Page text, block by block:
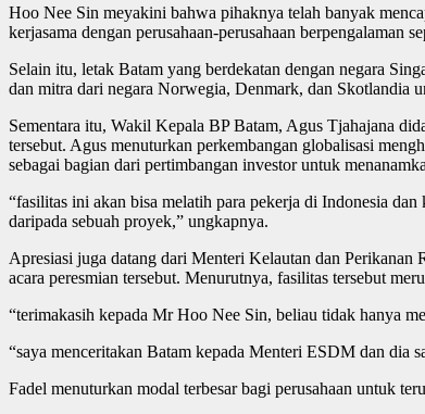
Hoo Nee Sin meyakini bahwa pihaknya telah banyak
kerjasama dengan perusahaan-perusahaan
Selain itu, letak Batam yang berdekatan dengan negara
dan mitra dari negara Norwegia, Denmark, dan Skotlandia
Sementara itu, Wakil Kepala BP Batam, Agus Tjahajana
tersebut. Agus menuturkan perkembangan globalisasi
sebagai bagian dari pertimbangan investor untuk
“fasilitas ini akan bisa melatih para pekerja di Indonesia
daripada sebuah proyek,” ungkapnya.
Apresiasi juga datang dari Menteri Kelautan dan
acara peresmian tersebut. Menurutnya, fasilitas tersebut
“terimakasih kepada Mr Hoo Nee Sin, beliau tidak hanya
“saya menceritakan Batam kepada Menteri ESDM dan dia
Fadel menuturkan modal terbesar bagi perusahaan untuk